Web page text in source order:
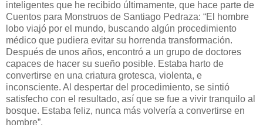
inteligentes que he recibido últimamente, que hace parte de
Cuentos para Monstruos de Santiago Pedraza: “El hombre
lobo viajó por el mundo, buscando algún procedimiento
médico que pudiera evitar su horrenda transformación.
Después de unos años, encontró a un grupo de doctores
capaces de hacer su sueño posible. Estaba harto de
convertirse en una criatura grotesca, violenta, e
inconsciente. Al despertar del procedimiento, se sintió
satisfecho con el resultado, así que se fue a vivir tranquilo al
bosque. Estaba feliz, nunca más volvería a convertirse en
hombre”.